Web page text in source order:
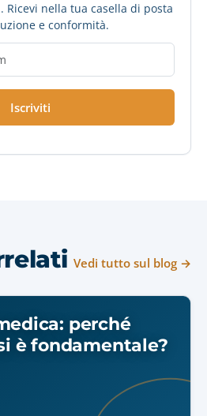
Ricevi nella tua casella di posta
e conformità.
Iscriviti
Vedi tutto sul blog →
perché
è fondamentale?